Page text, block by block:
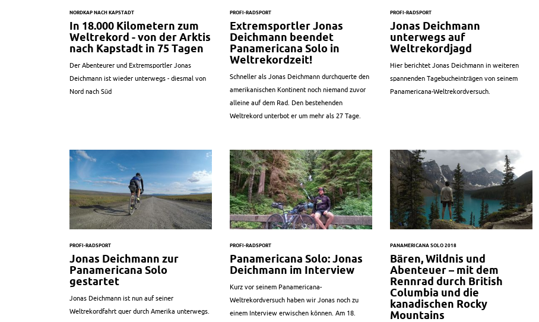
NORDKAP NACH KAPSTADT
In 18.000 Kilometern zum
Weltrekord - von der Arktis
nach Kapstadt in 75 Tagen
Der Abenteurer und Extremsportler Jonas
Deichmann ist wieder unterwegs - diesmal von
Nord nach Süd
PROFI-RADSPORT
Extremsportler Jonas
Deichmann beendet
Panamericana Solo in
Weltrekordzeit!
Schneller als Jonas Deichmann durchquerte den
amerikanischen Kontinent noch niemand zuvor
alleine auf dem Rad. Den bestehenden
Weltrekord unterbot er um mehr als 27 Tage.
PROFI-RADSPORT
Jonas Deichmann
unterwegs auf
Weltrekordjagd
Hier berichtet Jonas Deichmann in weiteren
spannenden Tagebucheinträgen von seinem
Panamericana-Weltrekordversuch.
PROFI-RADSPORT
Jonas Deichmann zur
Panamericana Solo
gestartet
Jonas Deichmann ist nun auf seiner
Weltrekordfahrt quer durch Amerika unterwegs.
PROFI-RADSPORT
Panamericana Solo: Jonas
Deichmann im Interview
Kurz vor seinem Panamericana-
Weltrekordversuch haben wir Jonas noch zu
einem Interview erwischen können. Am 18.
PANAMERICANA SOLO 2018
Bären, Wildnis und
Abenteuer – mit dem
Rennrad durch British
Columbia und die
kanadischen Rocky
Mountains